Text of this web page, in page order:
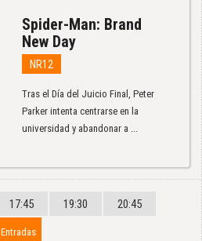
Spider-Man: Brand
New Day
NR12
Tras el Día del Juicio Final, Peter
Parker intenta centrarse en la
universidad y abandonar a ...
17:45 19:30
20:45
Entradas